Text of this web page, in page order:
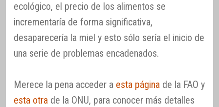
ecológico, el precio de los alimentos se
incrementaría de forma significativa,
desaparecería la miel y esto sólo sería el inicio de
una serie de problemas encadenados.
Merece la pena acceder a esta página de la FAO y
esta otra de la ONU, para conocer más detalles